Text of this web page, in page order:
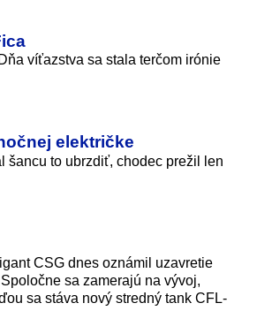
víťazstva sa stala terčom irónie
električke
šancu to ubrzdiť, chodec prežil len
CSG dnes oznámil uzavretie
sa zamerajú na vývoj,
sa stáva nový stredný tank CFL-